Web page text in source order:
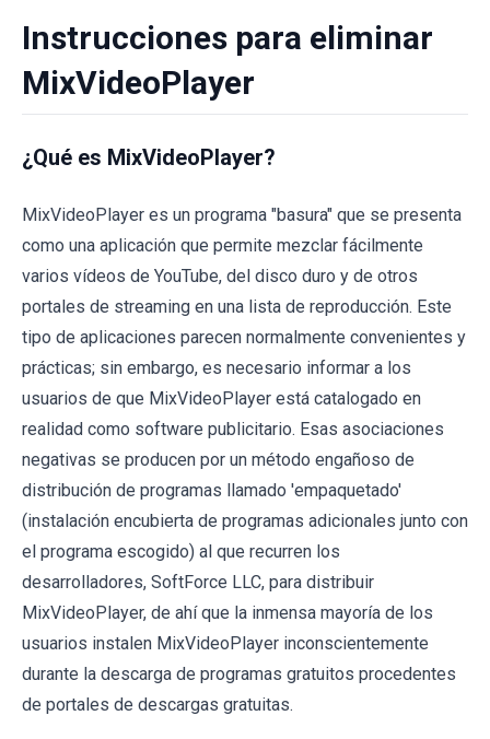
Instrucciones para eliminar
MixVideoPlayer
¿Qué es MixVideoPlayer?
MixVideoPlayer es un programa "basura" que se presenta
como una aplicación que permite mezclar fácilmente
varios vídeos de YouTube, del disco duro y de otros
portales de streaming en una lista de reproducción. Este
tipo de aplicaciones parecen normalmente convenientes y
prácticas; sin embargo, es necesario informar a los
usuarios de que MixVideoPlayer está catalogado en
realidad como software publicitario. Esas asociaciones
negativas se producen por un método engañoso de
distribución de programas llamado 'empaquetado'
(instalación encubierta de programas adicionales junto con
el programa escogido) al que recurren los
desarrolladores, SoftForce LLC, para distribuir
MixVideoPlayer, de ahí que la inmensa mayoría de los
usuarios instalen MixVideoPlayer inconscientemente
durante la descarga de programas gratuitos procedentes
de portales de descargas gratuitas.